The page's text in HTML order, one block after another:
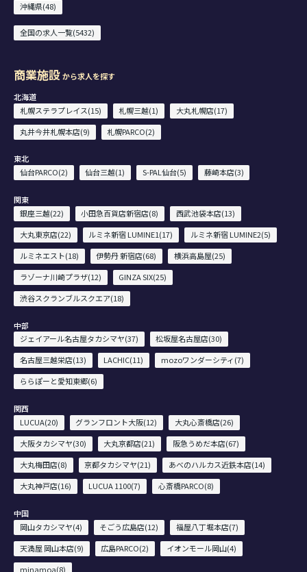
沖縄県(48)
全国の求人一覧(5432)
商業施設から求人を探す
北海道
札幌ステラプレイス(15)
札幌三越(1)
大丸札幌店(17)
丸井今井札幌本店(9)
札幌PARCO(2)
東北
仙台PARCO(2)
仙台三越(1) S-PAL仙台(5) 藤崎本店(3)
関東
銀座三越(22)
小田急百貨店新宿店(8)
西武池袋本店(13)
大丸東京店(22)
ルミネ新宿 LUMINE1(17)
ルミネ新宿 LUMINE2(5)
ルミネエスト(18)
伊勢丹 新宿店(68)
横浜高島屋(25)
ラゾーナ川崎プラザ(12)
GINZA SIX(25)
渋谷スクランブルスクエア(18)
中部
ジェイアール名古屋タカシマヤ(37)
松坂屋名古屋店(30)
名古屋三越栄店(13)
LACHIC(11)
mozoワンダーシティ(7)
ららぽーと愛知東郷(6)
関西
LUCUA(20)
グランフロント大阪(12)
大丸心斎橋店(26)
大阪タカシマヤ(30)
大丸京都店(21)
阪急うめだ本店(67)
大丸梅田店(8)
京都タカシマヤ(21)
あべのハルカス近鉄本店(14)
大丸神戸店(16)
LUCUA 1100(7) 心斎橋PARCO(8)
中国
岡山タカシマヤ(4)
そごう広島店(12)
福屋八丁堀本店(7)
天満屋 岡山本店(9)
広島PARCO(2)
イオンモール岡山(4)
minamoa(8)